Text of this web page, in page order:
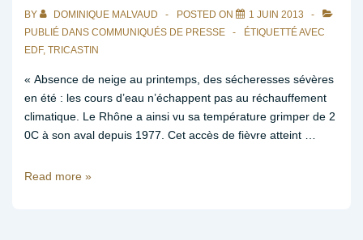
11
novembre
2019
BY DOMINIQUE MALVAUD POSTED ON
1 JUIN 2013
PUBLIÉ DANS COMMUNIQUÉS DE PRESSE
ÉTIQUETTÉ AVEC
EDF, TRICASTIN
« Absence de neige au printemps, des sécheresses sévères
en été : les cours d’eau n’échappent pas au réchauffement
climatique. Le Rhône a ainsi vu sa température grimper de 2
0C à son aval depuis 1977. Cet accès de fièvre atteint …
Tricastin,
Read more »